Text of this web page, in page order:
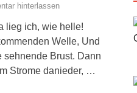
hinterlassen
lieg ich, wie helle!
Welle, Und
sehnende Brust. Dann
Strome danieder, …